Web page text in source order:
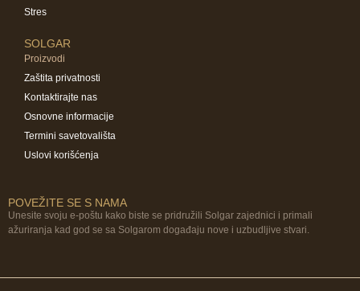
Stres
SOLGAR
Proizvodi
Zaštita privatnosti
Kontaktirajte nas
Osnovne informacije
Termini savetovališta
Uslovi korišćenja
POVEŽITE SE S NAMA
Unesite svoju e-poštu kako biste se pridružili Solgar zajednici i primali
ažuriranja kad god se sa Solgarom događaju nove i uzbudljive stvari.